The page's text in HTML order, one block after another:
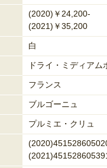
(2020)￥24,200-
(2021)￥35,200
白
ドライ・ミディアム
フランス
ブルゴーニュ
プルミエ・クリュ